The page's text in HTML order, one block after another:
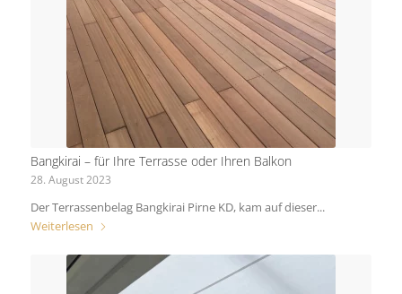
Bangkirai – für Ihre Terrasse oder Ihren Balkon
28. August 2023
Der Terrassenbelag Bangkirai Pirne KD, kam auf dieser...
Weiterlesen